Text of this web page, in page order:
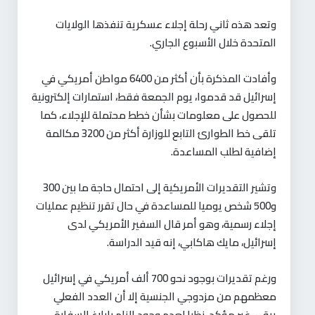
وتعد هذه ثاني رحلة إجلاء عسكرية تنفذها الولايات
المتحدة خلال الأسبوع الجاري.
وأفادت المذكرة بأن أكثر من 6400 مواطن أمريكي في
إسرائيل قد قدموا، يوم الجمعة فقط، استمارات إلكترونية
للحصول على معلومات بشأن خطط محتملة للإجلاء، كما
تلقى خط الطوارئ التابع للوزارة أكثر من 3200 مكالمة
إضافية لطلب المساعدة.
وتشير التقديرات الأمريكية إلى احتمال حاجة ما بين 300
و500 شخص يوميا للمساعدة في حال تقرر تنظيم عمليات
إجلاء رسمية، وهو أمر قال السفير الأمريكي لدى
إسرائيل، مايك هاكابي، إنه قيد الدراسة.
ورغم تقديرات بوجود نحو 700 ألف أمريكي في إسرائيل
معظمهم من مزدوجي الجنسية إلا أن العدد الفعلي